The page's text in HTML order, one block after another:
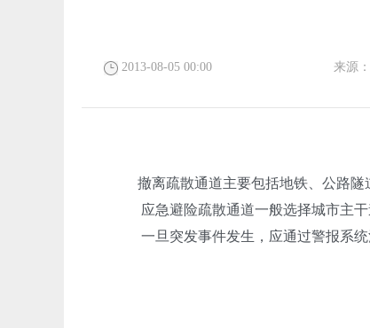
2013-08-05 00:00 来源
撤离疏散通道主要包括地铁、公路
应急避险疏散通道一般选择城市主干
一旦突发事件发生，应通过警报系统